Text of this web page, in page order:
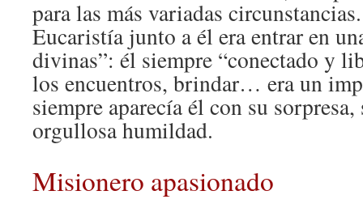
para las más variadas
Eucaristía junto a él era entrar en
divinas”: él siempre “conectado y
los encuentros, brindar… era un
siempre aparecía él con su sorpresa,
orgullosa humildad.
Misionero apasionado